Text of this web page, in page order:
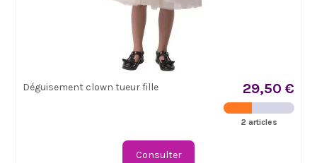
Déguisement clown tueur fille 29,50 €
2 articles
Consulter